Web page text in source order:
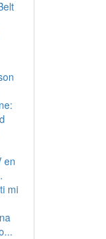
en
mi